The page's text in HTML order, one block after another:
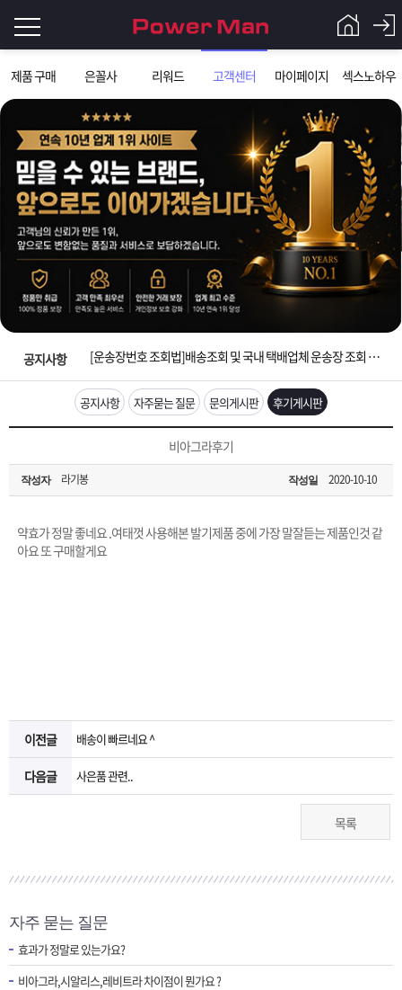
제품 구매 은꼴사 리워드 고객센터 마이페이지 섹스노하우
그
인
이
필
요
니
로
Q&A
파
워
맨
제
품
은
노
하
객
센
마
이
주
공지사항
입금확인이 안되는 상황을 대비해 꼭 입금후 고객센터 연락바랍니다.
[2026구정 연휴]설 연휴 배송 및 휴무 안내
[운송장번호 조회법]배송조회 및 국내 택배업체 운송장 조회 하는법
[ios앱 오픈]아이폰 고객 앱설치 가능합니다.
[무인택배함 이용 안내] 집 밖에 주소로 택배 받기
입금확인이 안되는 상황을 대비해 꼭 입금후 고객센터 연락바랍니다.
공지사항 자주묻는 질문 문의게시판 후기게시판
비아그라후기
작성자 라기봉 작성일 2020-10-10
약효가 정말 좋네요 .여태껏 사용해본 발기제품 중에 가장 말잘듣는 제품인것 같
아요 또 구매할게요
이전글 배송이 빠르네요 ^
다음글 사은품 관련..
목록
자주 묻는 질문
효과가 정말로 있는가요?
비아그라,시알리스,레비트라 차이점이 뭔가요 ?